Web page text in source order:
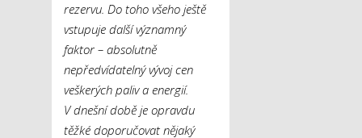
rezervu. Do toho všeho ještě
vstupuje další významný
faktor – absolutně
nepředvídatelný vývoj cen
veškerých paliv a energií.
V dnešní době je opravdu
těžké doporučovat nějaký